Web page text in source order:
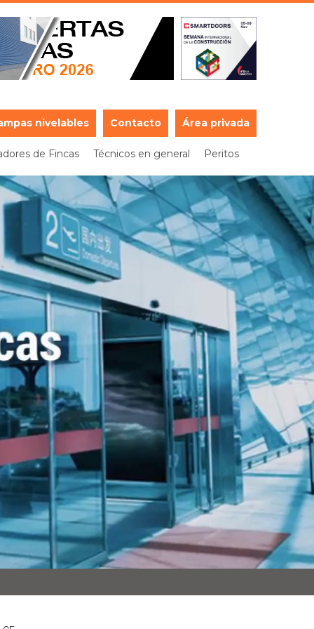
nivelables Contacto Área privada
de Fincas Técnicos en general Peritos